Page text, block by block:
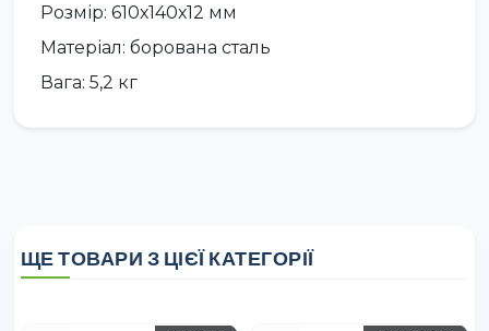
Розмір: 610х140х12 мм
Матеріал: борована сталь
Вага: 5,2 кг
ЩЕ ТОВАРИ З ЦІЄЇ КАТЕГОРІЇ